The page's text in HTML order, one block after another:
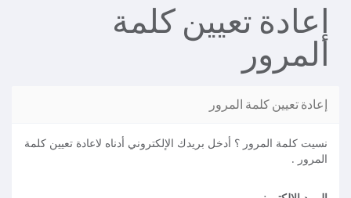
إعادة تعيين كلمة
المرور
إعادة تعيين كلمة المرور
نسيت كلمة المرور ؟ أدخل بريدك الإلكتروني أدناه لاعادة تعيين كلمة
المرور .